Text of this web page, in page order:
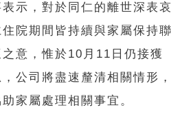
示，對於同仁的離世深表哀
院期間皆持續與家屬保持聯
意，惟於10月11日仍接獲
公司將盡速釐清相關情形，
家屬處理相關事宜。